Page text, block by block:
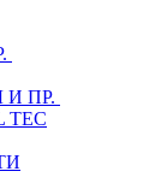
ПР.
TEC